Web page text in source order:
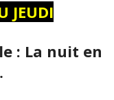
JEUDI
: La nuit en